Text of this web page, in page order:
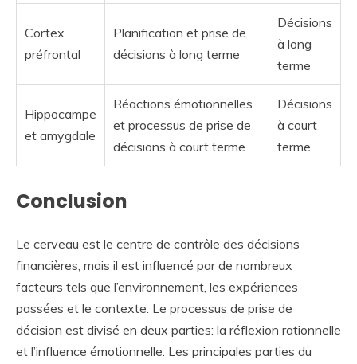
Cortex
préfrontal
Planification et prise de
décisions à long terme
Décisions
à long
terme
Hippocampe
et amygdale
Réactions émotionnelles
et processus de prise de
décisions à court terme
Décisions
à court
terme
Conclusion
Le cerveau est le centre de contrôle des décisions
financières, mais il est influencé par de nombreux
facteurs tels que l’environnement, les expériences
passées et le contexte. Le processus de prise de
décision est divisé en deux parties: la réflexion rationnelle
et l’influence émotionnelle. Les principales parties du